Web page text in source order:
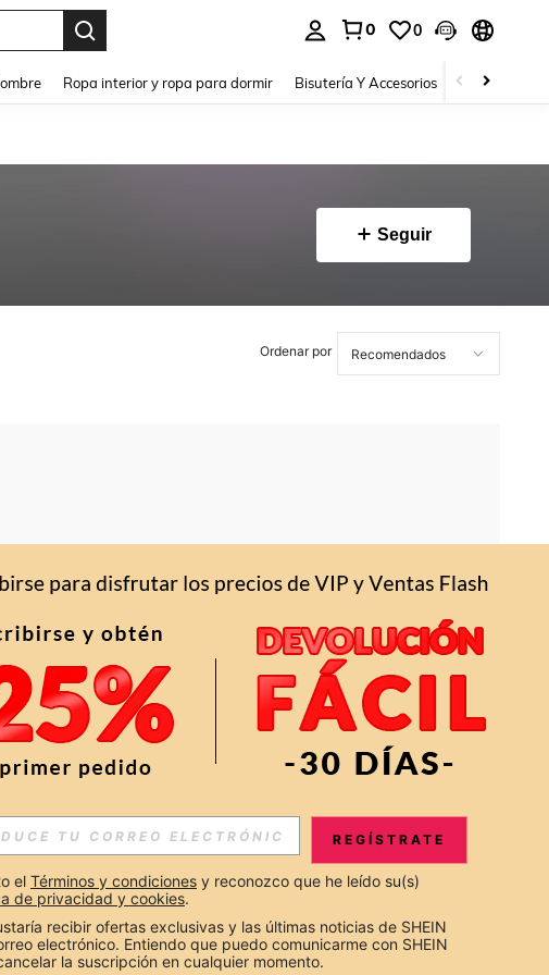
0 0
Ropa interior y ropa para dormir Bisutería Y Accesorios Zapatos
Seguir
Ordenar por
APP
OFERTAS EXCLUSIVAS, PROMOCIONES Y NOTICIAS DE SHEIN
REGÍSTRATE
el Términos y condiciones y reconozco que he leído su(s)
de privacidad y cookies.
recibir ofertas exclusivas y las últimas noticias de SHEIN
electrónico. Entiendo que puedo comunicarme con SHEIN
la suscripción en cualquier momento.